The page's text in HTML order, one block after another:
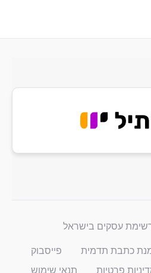
עסקים בישראל
כתבת תדמית פייסבוק
פרטיות תנאי שימוש